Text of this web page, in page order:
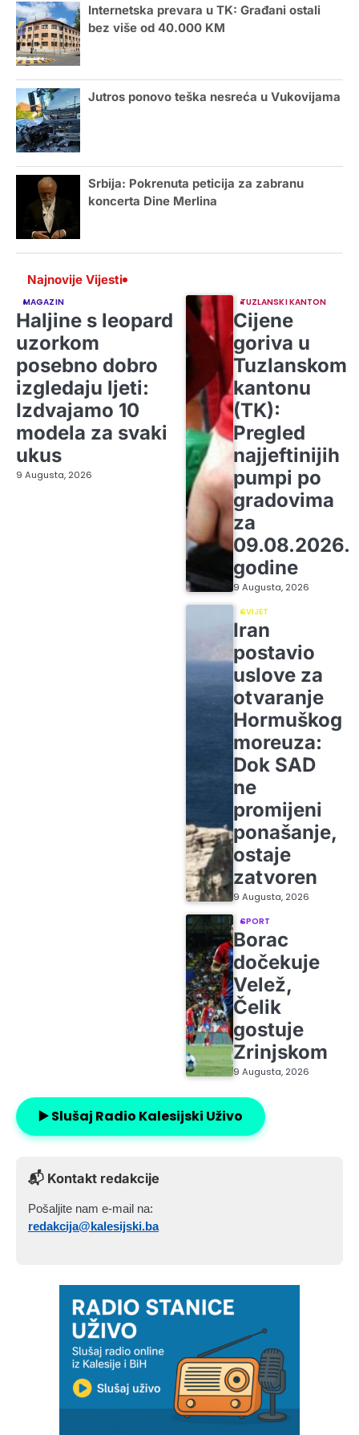
Internetska prevara u TK: Građani ostali
bez više od 40.000 KM
Jutros ponovo teška nesreća u Vukovijama
Srbija: Pokrenuta peticija za zabranu
koncerta Dine Merlina
Najnovije Vijesti
MAGAZIN
Haljine s leopard
uzorkom
posebno dobro
izgledaju ljeti:
Izdvajamo 10
modela za svaki
ukus
9 Augusta, 2026
TUZLANSKI KANTON
Cijene
goriva u
Tuzlanskom
kantonu
(TK):
Pregled
najjeftinijih
pumpi po
gradovima
za
09.08.2026.
godine
9 Augusta, 2026
SVIJET
Iran
postavio
uslove za
otvaranje
Hormuškog
moreuza:
Dok SAD
ne
promijeni
ponašanje,
ostaje
zatvoren
9 Augusta, 2026
SPORT
Borac
dočekuje
Velež,
Čelik
gostuje
Zrinjskom
9 Augusta, 2026
▶️ Slušaj Radio Kalesijski Uživo
📬 Kontakt redakcije
Pošaljite nam e-mail na:
redakcija@kalesijski.ba